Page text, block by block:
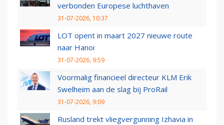
verbonden Europese luchthaven
31-07-2026, 10:37
LOT opent in maart 2027 nieuwe route
naar Hanoi
31-07-2026, 9:59
Voormalig financieel directeur KLM Erik
Swelheim aan de slag bij ProRail
31-07-2026, 9:09
Rusland trekt vliegvergunning Izhavia in